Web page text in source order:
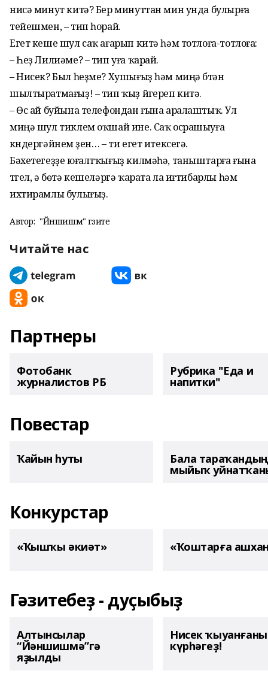
нисә минут китә? Бер минуттан мин унда булырға
тейешмен, – тип һорай.
Егет кеше шул саҡ ағарып китә һәм тотлоға-тотлоға:
– Һеҙ Лилиәме? – тип уға ҡарай.
– Нисек? Был һеҙме? Хушығыҙ һәм миңә бүтән
шылтыратмағыҙ! – тип ҡыҙ йүгереп китә.
– Өс ай буйына телефондан ғына аралаштыҡ. Ул
миңә шул тиклем оҡшай ине. Саҡ осрашыуға
күндергәйнем үҙен… – ти егет итексегә.
Бәхетегеҙҙе юғалтҡығыҙ килмәһә, таныш­тарға ғына
түгел, ә бөтә кешеләргә ҡарата ла иғтибарлы һәм
ихтирамлы булығыҙ.
Автор: "Йәншишмә" гәзите
Читайте нас
Партнеры
Фотобанк
журналистов РБ
Рубрика "Еда и
напитки"
Повестар
Ҡайын һуты Бала тараҡандың
мыйыҡ
Конкурстар
«Ҡышҡы әкиәт» «Ҡоштарға
Гәзитебеҙ - дуҫыбыҙ
Алтынсылар
“Йәншишмә”гә
яҙылды
Нисек
күрһәгеҙ!